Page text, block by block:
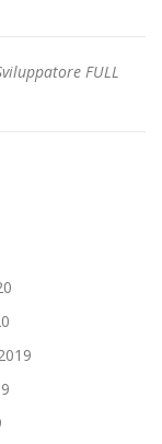
FULL